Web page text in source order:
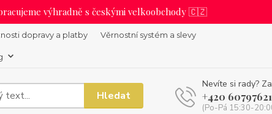
výhradně s českými velkoobchody 🇨🇿
dopravy a platby Věrnostní systém a slevy
Hledat
Nevíte si rady?
+420
(Po-Pá 15:30-